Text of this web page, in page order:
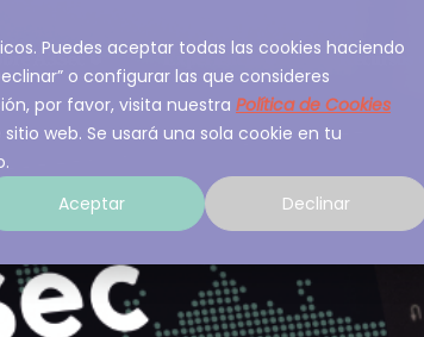
Puedes aceptar todas las cookies haciendo
o configurar las que consideres
por favor, visita nuestra Política de Cookies
web. Se usará una sola cookie en tu
Aceptar Declinar
A3Sec Experiencia Recursos